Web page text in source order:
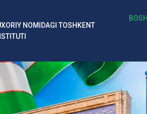
NOMIDAGI TOSHKENT